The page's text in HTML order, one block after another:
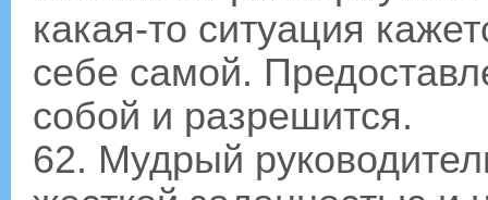
какая-то ситуация
себе самой.
собой и разрешится.
62. Мудрый